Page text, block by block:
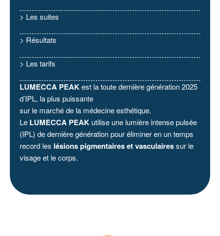
> Les suites
> Résultats
> Les tarifs
LUMECCA PEAKest la toute dernière génération 2025
d’IPL, la plus puissante
sur le marché de la médecine esthétique.
Le LUMECCA PEAK utilise une lumière intense pulsée
(IPL) de dernière génération pour éliminer en un temps
record les lésions pigmentaires et vasculairessur le
visage et le corps.